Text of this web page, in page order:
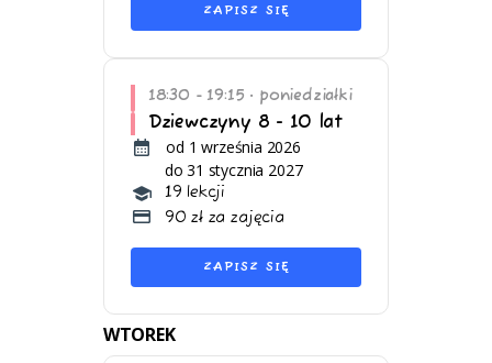
ZAPISZ SIĘ
18:30 - 19:15 • poniedziałki
Dziewczyny 8 - 10 lat
od 1 września 2026
do 31 stycznia 2027
19 lekcji
90 zł za zajęcia
ZAPISZ SIĘ
WTOREK